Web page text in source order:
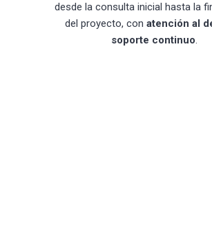
desde la consulta inicial hasta la
del proyecto, con atención al
soporte continuo.